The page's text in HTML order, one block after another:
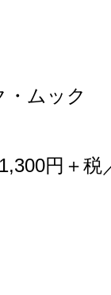
・ムック
円＋税